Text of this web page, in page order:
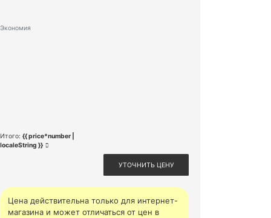
Экономия
Итого: {{ price*number |
localeString }}
УТОЧНИТЬ ЦЕНУ
Цена действительна только для интернет-
магазина и может отличаться от цен в